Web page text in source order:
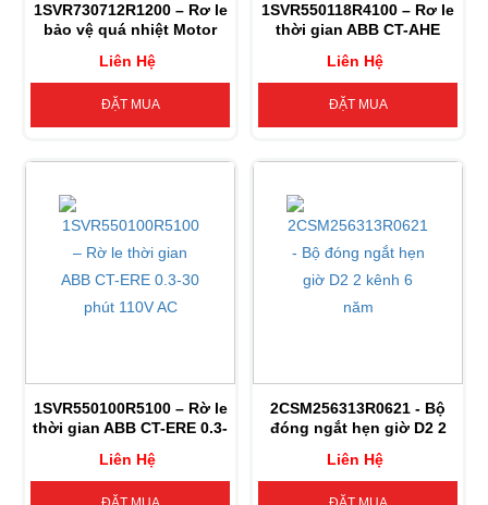
1SVR730712R1200 – Rơ le
bảo vệ quá nhiệt Motor
Liên Hệ
ĐẶT MUA
1SVR550118R4100 – Rơ le
thời gian ABB CT-AHE
Liên Hệ
ĐẶT MUA
1SVR550100R5100 – Rờ le
thời gian ABB CT-ERE 0.3-
Liên Hệ
2CSM256313R0621 - Bộ
đóng ngắt hẹn giờ D2 2
Liên Hệ